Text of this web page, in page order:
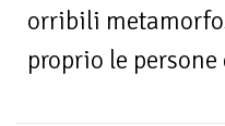
orribili
proprio le